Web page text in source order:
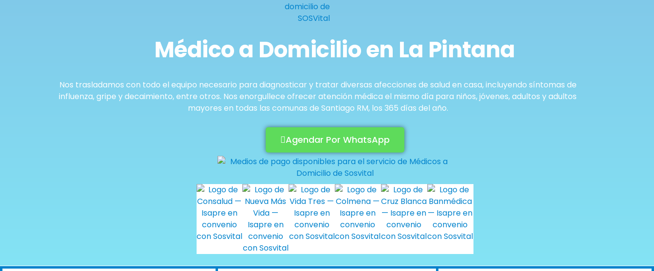
Médico a Domicilio en La Pintana
Nos trasladamos con todo el equipo necesario para diagnosticar y tratar diversas afecciones de salud en casa, incluyendo síntomas de
influenza, gripe y decaimiento, entre otros. Nos enorgullece ofrecer atención médica el mismo día para niños, jóvenes, adultos y adultos
mayores en todas las comunas de Santiago RM, los 365 días del año.
Agendar Por WhatsApp